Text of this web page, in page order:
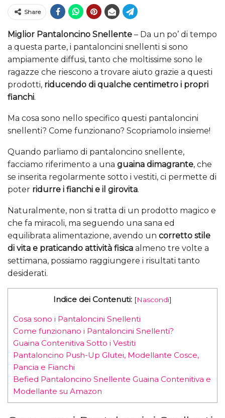
Share
Miglior Pantaloncino Snellente – Da un po’ di tempo
a questa parte, i pantaloncini snellenti si sono
ampiamente diffusi, tanto che moltissime sono le
ragazze che riescono a trovare aiuto grazie a questi
prodotti, riducendo di qualche centimetro i propri
fianchi.
Ma cosa sono nello specifico questi pantaloncini
snellenti? Come funzionano? Scopriamolo insieme!
Quando parliamo di pantaloncino snellente,
facciamo riferimento a una guaina dimagrante, che
se inserita regolarmente sotto i vestiti, ci permette di
poter ridurre i fianchi e il girovita.
Naturalmente, non si tratta di un prodotto magico e
che fa miracoli, ma seguendo una sana ed
equilibrata alimentazione, avendo un corretto stile
di vita e praticando attività fisica almeno tre volte a
settimana, possiamo raggiungere i risultati tanto
desiderati.
Indice dei Contenuti: [Nascondi]
Cosa sono i Pantaloncini Snellenti
Come funzionano i Pantaloncini Snellenti?
Guaina Contenitiva Sotto i Vestiti
Pantaloncino Push-Up Glutei, Modellante Cosce,
Pancia e Fianchi
Befied Pantaloncino Snellente Guaina Contenitiva e
Modellante su Amazon